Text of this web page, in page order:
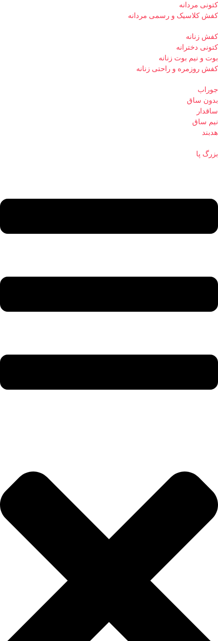
کتونی مردانه
کفش کلاسیک و رسمی مردانه
کفش زنانه
کتونی دخترانه
بوت و نیم بوت زنانه
کفش روزمره و راحتی زنانه
جوراب
بدون ساق
ساقدار
نیم ساق
هدبند
بزرگ پا